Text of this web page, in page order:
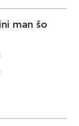
man šo